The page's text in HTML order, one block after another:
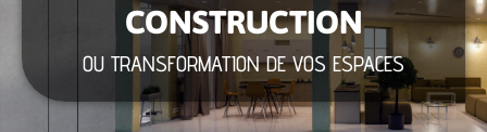
CONSTRUCTION
OU TRANSFORMATION DE VOS ESPACES